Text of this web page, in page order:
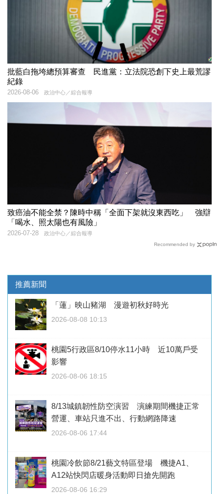
批藍白拖垮總預算審查 民進黨：立法院恐創下史上最荒謬
紀錄
政治中心／綜合報導
2026-08-06
致癌油不能全禁？陳時中稱「全面下架就沒東西吃」 強辯
「喝水、照太陽也有風險」
政治中心／綜合報導
2026-07-28
Recommended by
推薦新聞
「蓮」映山豬湖 漫遊初秋好時光
2026-08-08 10:13
桃園5行政區8/10停水11小時 近10萬戶受
影響
2026-08-06 18:15
8/13城鎮韌性防空演習 演練期間機捷正常
營運、車站只進不出、行動網路降速
2026-08-06 17:44
桃園冷飲節8/21藝文特區登場 機捷A1、
A12站快閃店暖身活動即日搶先開跑
2026-08-06 16:29